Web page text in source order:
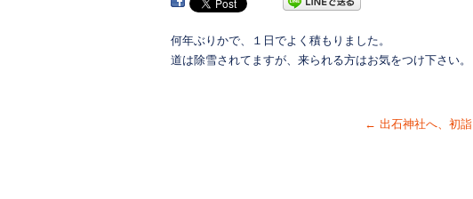
何年ぶりかで、１日でよく積もりました。
道は除雪されてますが、来られる方はお気をつけ下さい。
← 出石神社へ、初詣